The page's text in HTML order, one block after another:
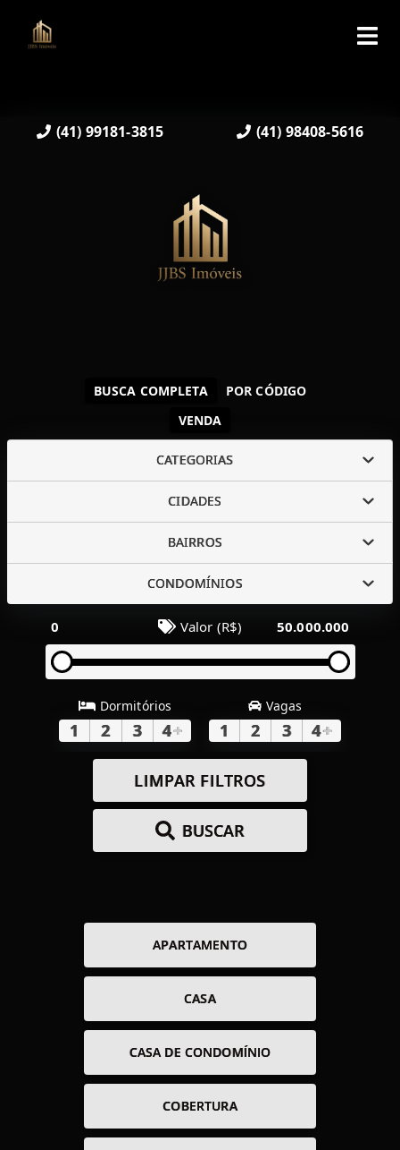
(41) 99181-3815 (41) 98408-5616
VENDA
BUSCA COMPLETA POR CÓDIGO
CATEGORIAS
CIDADES
BAIRROS
CONDOMÍNIOS
0 Valor (R$) 50.000.000
Dormitórios
1 2 3 4+
Vagas
1 2 3 4+
LIMPAR FILTROS
BUSCAR
APARTAMENTO
CASA
CASA DE CONDOMÍNIO
COBERTURA